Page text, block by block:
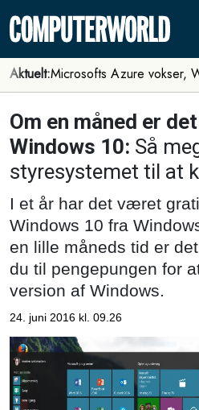
Aktuelt:Microsofts Azure vokser,
Om en måned er
Windows 10: Så
styresystemet til at
I et år har det været
Windows 10 fra
en lille måneds tid er
du til pengepungen for
version af Windows.
24. juni 2016 kl. 09.26